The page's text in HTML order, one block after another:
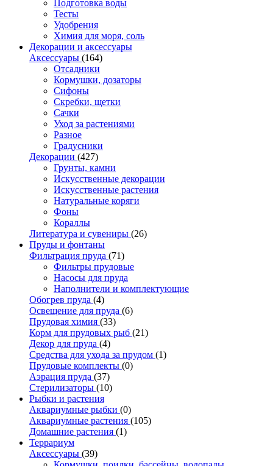
Подготовка воды
Тесты
Удобрения
Химия для моря, соль
Декорации и аксессуары
Аксессуары (164)
Отсадники
Кормушки, дозаторы
Сифоны
Скребки, щетки
Сачки
Уход за растениями
Разное
Градусники
Декорации (427)
Грунты, камни
Искусственные декорации
Искусственные растения
Натуральные коряги
Фоны
Кораллы
Литература и сувениры (26)
Пруды и фонтаны
Фильтрация пруда (71)
Фильтры прудовые
Насосы для пруда
Наполнители и комплектующие
Обогрев пруда (4)
Освещение для пруда (6)
Прудовая химия (33)
Корм для прудовых рыб (21)
Декор для пруда (4)
Средства для ухода за прудом (1)
Прудовые комплекты (0)
Аэрация пруда (37)
Стерилизаторы (10)
Рыбки и растения
Аквариумные рыбки (0)
Аквариумные растения (105)
Домашние растения (1)
Террариум
Аксессуары (39)